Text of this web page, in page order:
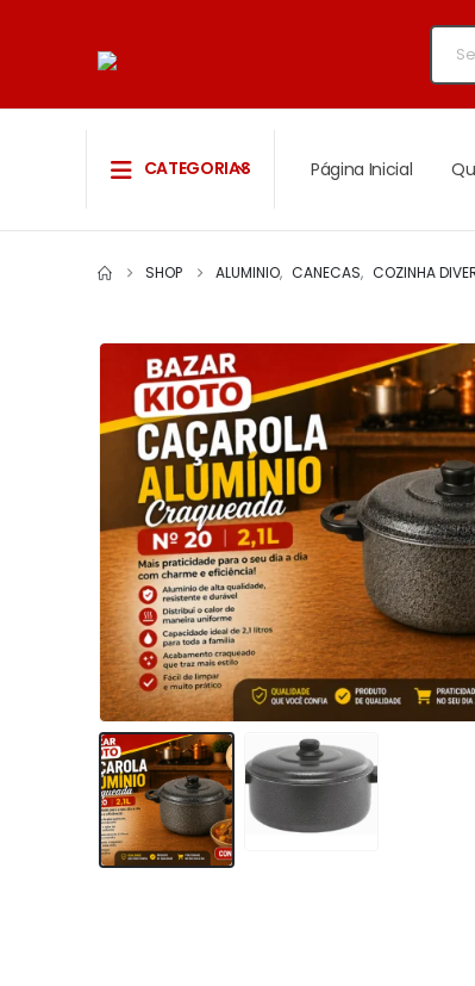
CATEGORIAS Página Inicial
SHOP ALUMINIO, CANECAS, COZINHA